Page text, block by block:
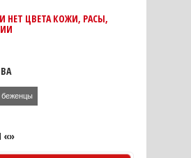
НЕТ ЦВЕТА КОЖИ, РАСЫ,
беженцы
«»